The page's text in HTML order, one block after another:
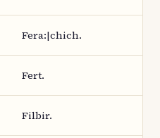
Fera:|chich.
Fert.
Filbir.